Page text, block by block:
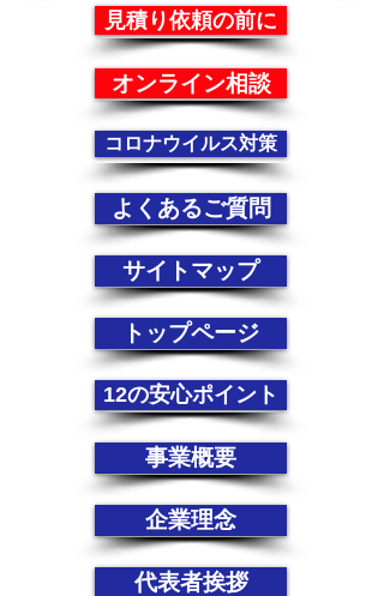
見積り依頼の前に
オンライン相談
コロナウイルス対策
よくあるご質問
サイトマップ
トップページ
12の安心ポイント
事業概要
企業理念
代表者挨拶